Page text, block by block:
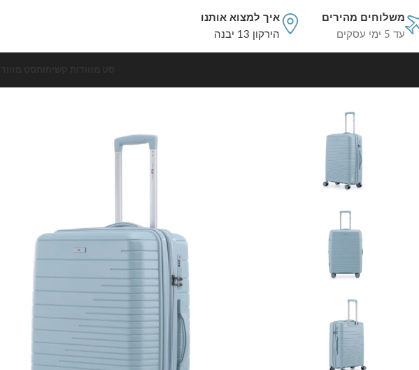
משלוחים מהירים
עד 5 ימי עסקים
איך למצוא אותנו
הירקון 13 יבנה